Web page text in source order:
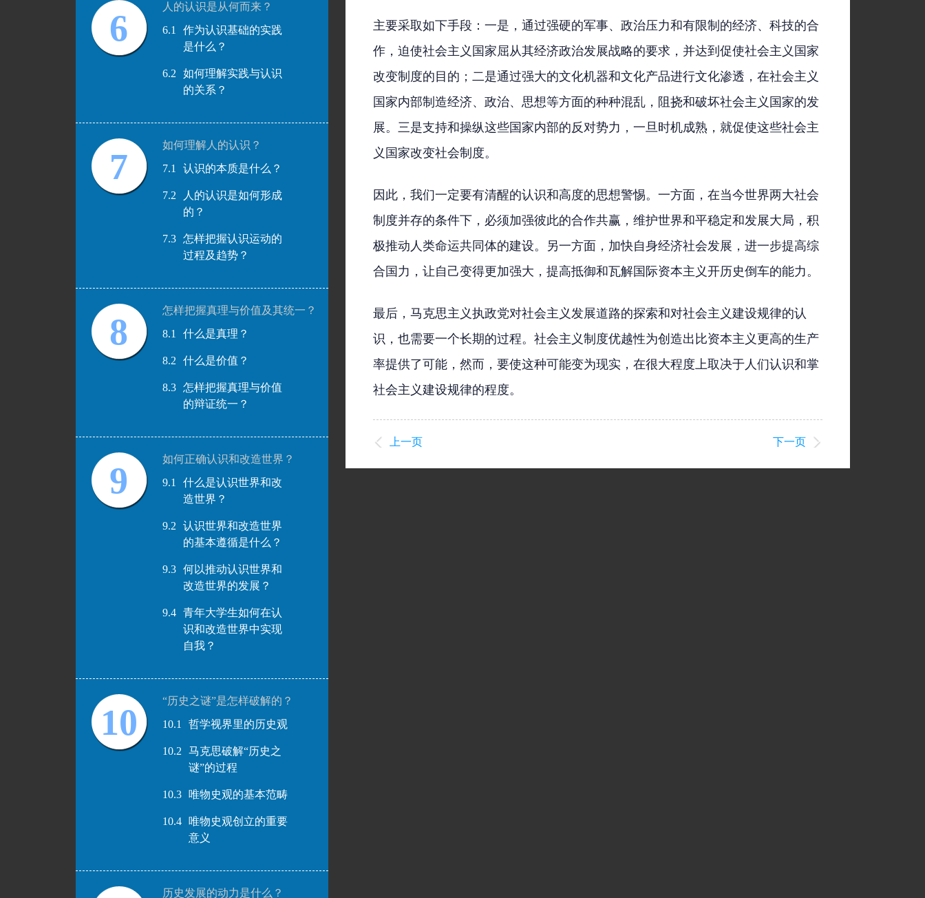
6
人的认识是从何而来？
6.1
作为认识基础的实践
是什么？
6.2
如何理解实践与认识
的关系？
7
如何理解人的认识？
7.1
认识的本质是什么？
7.2
人的认识是如何形成
的？
7.3
怎样把握认识运动的
过程及趋势？
8
怎样把握真理与价值及其统一？
8.1
什么是真理？
8.2 什么是价值？
8.3
怎样把握真理与价值
的辩证统一？
9
如何正确认识和改造世界？
9.1
什么是认识世界和改
造世界？
9.2
认识世界和改造世界
的基本遵循是什么？
9.3
何以推动认识世界和
改造世界的发展？
9.4
青年大学生如何在认
识和改造世界中实现
自我？
10
“历史之谜”是怎样破解的？
10.1
哲学视界里的历史观
10.2
马克思破解“历史之
谜”的过程
10.3 唯物史观的基本范畴
10.4
唯物史观创立的重要
意义
历史发展的动力是什么？
主要采取如下手段： 一是，通过强硬的军事、政治压力和有限制的经济、科技的合
作，迫使社会主义国家屈从其经济政治发展战略的要求，并达到促使社会主义国家
改变制度的目的；二是通过强大的文化机器和文化产品进行文化渗透，在社会主义
国家内部制造经济、政治、思想等方面的种种混乱，阻挠和破坏社会主义国家的发
展。三是支持和操纵这些国家内部的反对势力，一旦时机成熟，就促使这些社会主
义国家改变社会制度。
因此，我们一定要有清醒的认识和高度的思想警惕。一方面，在当今世界两大社会
制度并存的条件下，必须加强彼此的合作共赢，维护世界和平稳定和发展大局，积
极推动人类命运共同体的建设。另一方面，加快自身经济社会发展，进一步提高综
合国力，让自己变得更加强大，提高抵御和瓦解国际资本主义开历史倒车的能力。
最后，马克思主义执政党对社会主义发展道路的探索和对社会主义建设规律的认
识，也需要一个长期的过程。社会主义制度优越性为创造出比资本主义更高的生产
率提供了可能，然而，要使这种可能变为现实，在很大程度上取决于人们认识和掌
社会主义建设规律的程度。
上一页 下一页